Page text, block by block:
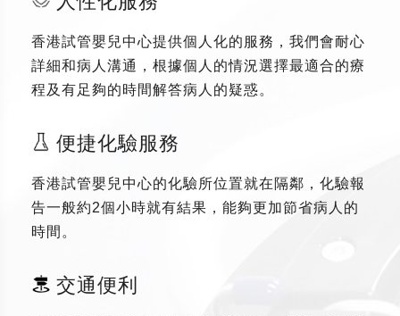
香港試管嬰兒中心提供個人化的服務，我們會耐心
詳細和病人溝通，根據個人的情況選擇最適合的療
程及有足夠的時間解答病人的疑惑。
便捷化驗服務
香港試管嬰兒中心的化驗所位置就在隔鄰，化驗報
告一般約2個小時就有結果，能夠更加節省病人的
時間。
交通便利